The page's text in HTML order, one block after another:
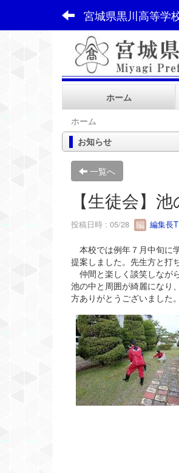
宮城県黒川高等学
ホーム
ホーム
お知らせ
一覧へ
【生徒会】
投稿日時 : 05/28 編集長T
本校では例年７月中旬に
提案しました。先生方と打
仲間と楽しく談笑しなが
池の中と周囲が綺麗になり
方ありがとうございました。